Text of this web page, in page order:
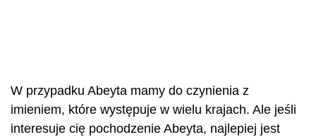
W przypadku Abeyta mamy do czynienia z
imieniem, które występuje w wielu krajach. Ale jeśli
interesuje cię pochodzenie Abeyta, najlepiej jest